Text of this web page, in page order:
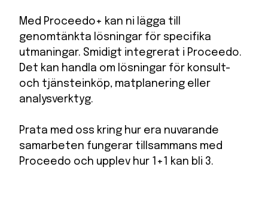
Med Proceedo+ kan ni lägga till
genomtänkta lösningar för specifika
utmaningar. Smidigt integrerat i Proceedo.
Det kan handla om lösningar för konsult-
och tjänsteinköp, matplanering eller
analysverktyg.
Prata med oss kring hur era nuvarande
samarbeten fungerar tillsammans med
Proceedo och upplev hur 1+1 kan bli 3.